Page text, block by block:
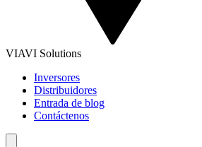
VIAVI Solutions
Inversores
Distribuidores
Entrada de blog
Contáctenos